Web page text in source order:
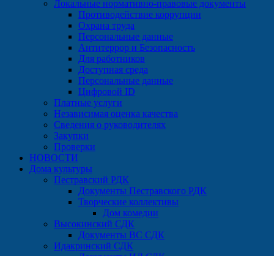
Локальные нормативно-правовые документы
Противодействие коррупции
Охрана труда
Персональные данные
Антитеррор и Безопасность
Для работников
Доступная среда
Персональные данные
Цифровой ID
Платные услуги
Независимая оценка качества
Сведения о руководителях
Закупки
Проверки
НОВОСТИ
Дома культуры
Пестравский РДК
Документы Пестравского РДК
Творческие коллективы
Дом комедии
Высокинский СДК
Документы ВС СДК
Идакринский СДК